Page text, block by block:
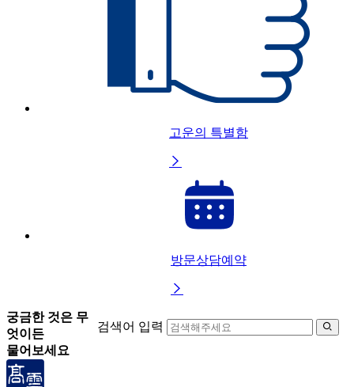
고운의 특별함

방문상담예약

궁금한 것은 무
엇이든
물어보세요
검색어 입력 